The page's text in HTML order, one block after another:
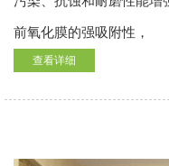
前氧化膜的强吸附性，
查看详细